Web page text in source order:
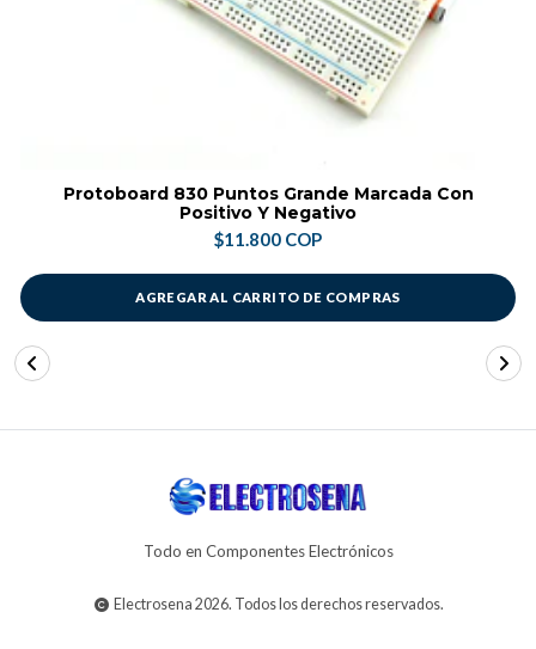
Protoboard 830 Puntos Grande Marcada Con
Positivo Y Negativo
$11.800 COP
AGREGAR AL CARRITO DE COMPRAS
Todo en Componentes Electrónicos
Electrosena 2026. Todos los derechos reservados.